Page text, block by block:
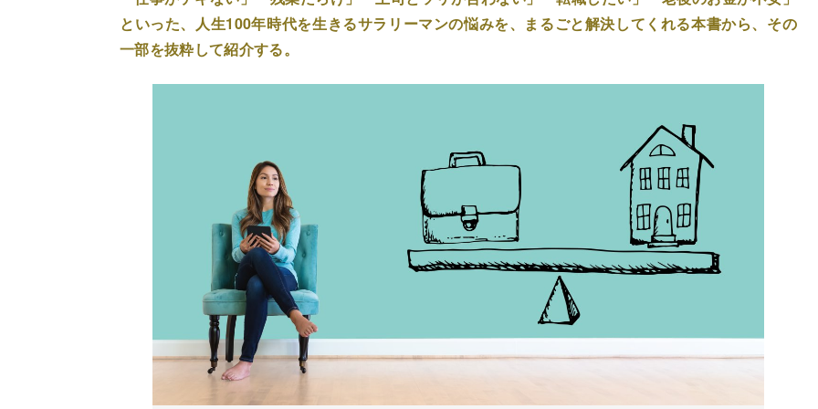
といった、人生100年時代を生きるサラリーマンの悩みを、まるごと解決してくれる本書から、その
一部を抜粋して紹介する。